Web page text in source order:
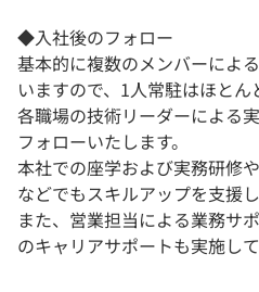
◆入社後のフォロー
基本的に複数のメンバーによ
いますので、1人常駐はほとん
各職場の技術リーダーによる
フォローいたします。
本社での座学および実務研修
などでもスキルアップを支援し
また、営業担当による業務サ
のキャリアサポートも実施して